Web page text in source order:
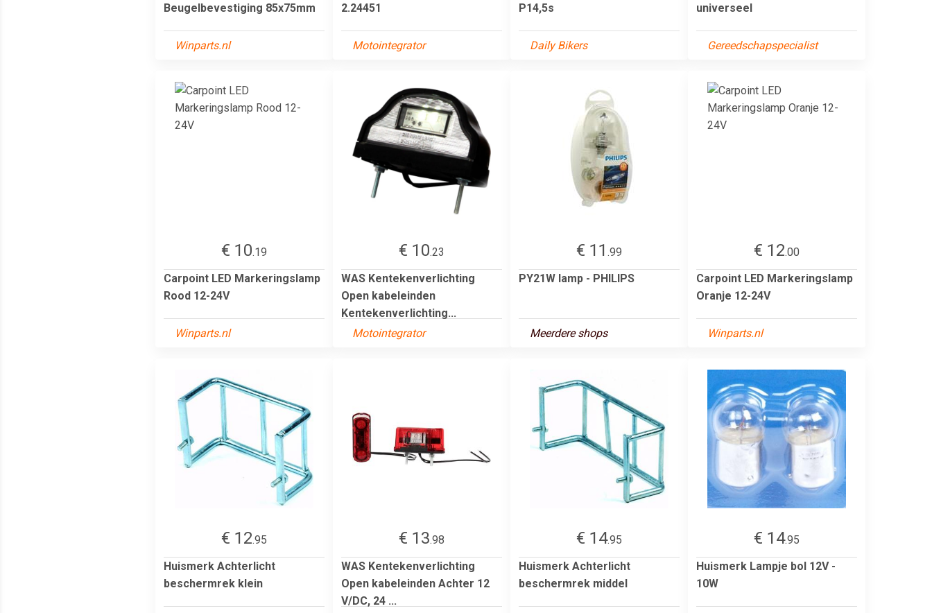
Beugelbevestiging 85x75mm
Winparts.nl
2.24451
Motointegrator
P14,5s
Daily Bikers
universeel
Gereedschapspecialist
€ 10.19
Carpoint LED Markeringslamp
Rood 12-24V
Winparts.nl
€ 10.23
WAS Kentekenverlichting
Open kabeleinden
Kentekenverlichting...
Motointegrator
€ 11 .99
PY21W lamp - PHILIPS
Meerdere shops
€ 12.00
Carpoint LED Markeringslamp
Oranje 12-24V
Winparts.nl
€ 12.95
Huismerk Achterlicht
beschermrek klein
€ 13.98
WAS Kentekenverlichting
Open kabeleinden Achter 12
V/DC, 24 ...
€ 14.95
Huismerk Achterlicht
beschermrek middel
€ 14.95
Huismerk Lampje bol 12V -
10W